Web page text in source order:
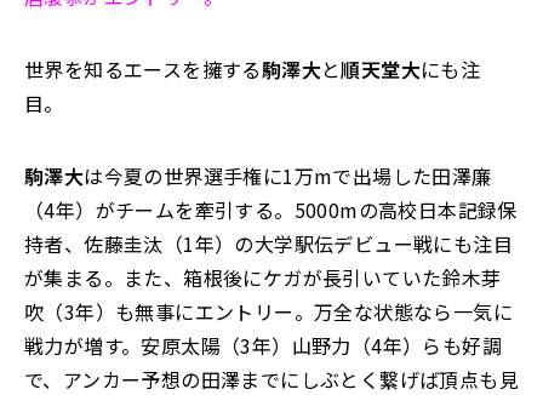
世界を知るエースを擁する駒澤大と順天堂大にも注
目。
駒澤大は今夏の世界選手権に1万mで出場した田澤廉
（4年）がチームを牽引する。5000mの高校日本記録保
持者、佐藤圭汰（1年）の大学駅伝デビュー戦にも注目
が集まる。また、箱根後にケガが長引いていた鈴木芽
吹（3年）も無事にエントリー。万全な状態なら一気に
戦力が増す。安原太陽（3年）山野力（4年）らも好調
で、アンカー予想の田澤までにしぶとく繋げば頂点も見